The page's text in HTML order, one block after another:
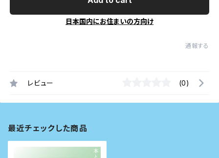
日本国内にお住まいの方向け
通報する
レビュー (0)
最近チェックした商品